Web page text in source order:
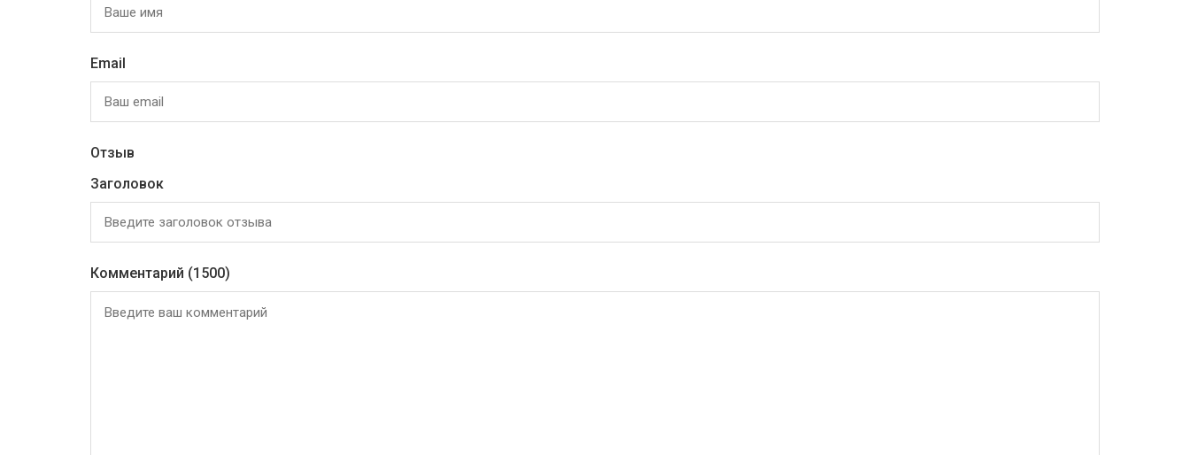
Email
Отзыв
Заголовок
Комментарий (1500)